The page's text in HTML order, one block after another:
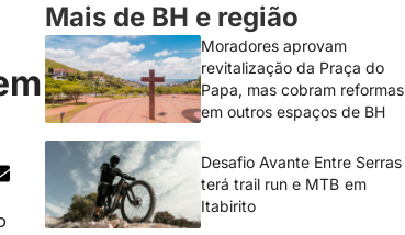
Mais de BH e região
Moradores aprovam
revitalização da Praça do
Papa, mas cobram reformas
em outros espaços de BH
Desafio Avante Entre Serras
terá trail run e MTB em
Itabirito